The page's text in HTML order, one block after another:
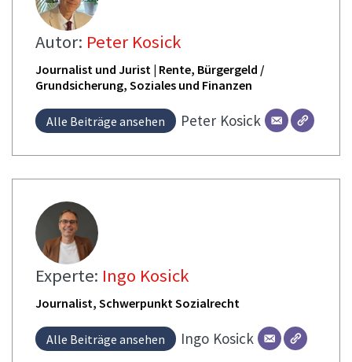
Autor: Peter Kosick
Journalist und Jurist | Rente, Bürgergeld /
Grundsicherung, Soziales und Finanzen
Alle Beiträge ansehen Peter Kosick
Experte: Ingo Kosick
Journalist, Schwerpunkt Sozialrecht
Alle Beiträge ansehen Ingo Kosick